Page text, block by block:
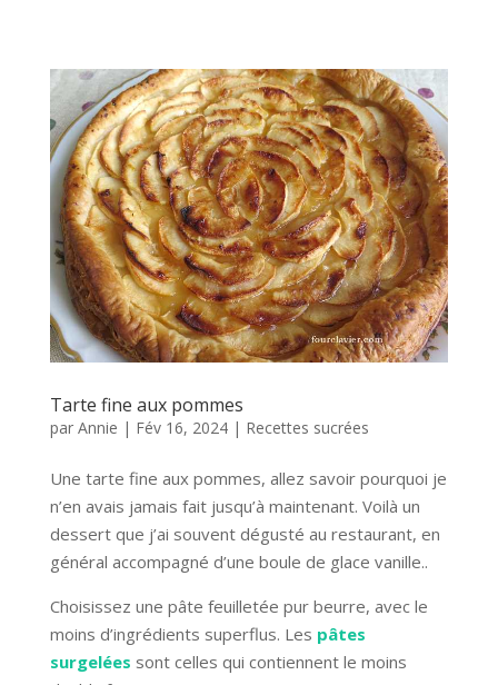
Tarte fine aux pommes
par Annie | Fév 16, 2024| Recettes sucrées
Une tarte fine aux pommes, allez savoir pourquoi je
n’en avais jamais fait jusqu’à maintenant. Voilà un
dessert que j’ai souvent dégusté au restaurant, en
général accompagné d’une boule de glace vanille..
Choisissez une pâte feuilletée pur beurre, avec le
moins d’ingrédients superflus. Les pâtes
surgelées sont celles qui contiennent le moins